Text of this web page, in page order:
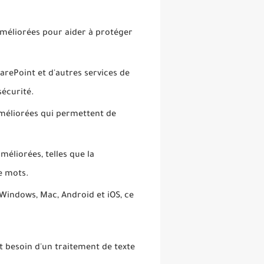
pour aider à protéger
et d'autres services de
qui permettent de
telles que la
mots.
Mac, Android et iOS, ce
besoin d'un traitement de texte